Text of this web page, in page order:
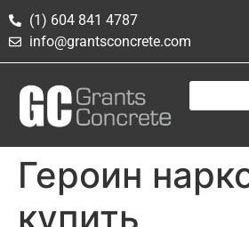
(1) 604 841 4787
info@grantsconcrete.com
Героин
купить